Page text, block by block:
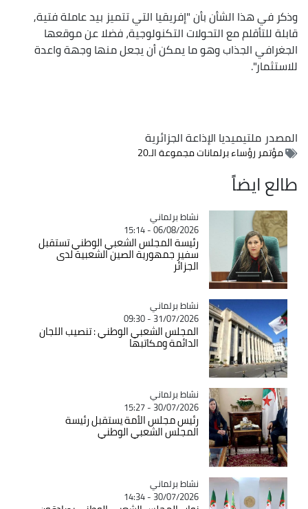
وذكر في هذا الشأن بأن "إفريقيا التي تتميز بيد عاملة فتية,
قابلة للتأقلم مع التحولات التكنولوجية، فضلا عن موقعها
الجغرافي الجذاب وهو ما يمكن أن يجعل منها وجهة واعدة
للاستثمار".
المصدرملتيميديا الإذاعة الجزائرية
مؤتمر رؤساء برلمانات مجموعة الـ20
طالع ايضاً
Catégorie
نشاط برلماني
06/08/2026 - 15:14
رئيسة المجلس الشعبي الوطني تستقبل
سفير جمهورية الصين الشعبية لدى
الجزائر
Catégorie
نشاط برلماني
31/07/2026 - 09:30
المجلس الشعبي الوطني : تنصيب اللجان
الدائمة ومكاتبها
Catégorie
نشاط برلماني
30/07/2026 - 15:27
رئيس مجلس الأمة يستقبل رئيسة
المجلس الشعبي الوطني
Catégorie
نشاط برلماني
30/07/2026 - 14:34